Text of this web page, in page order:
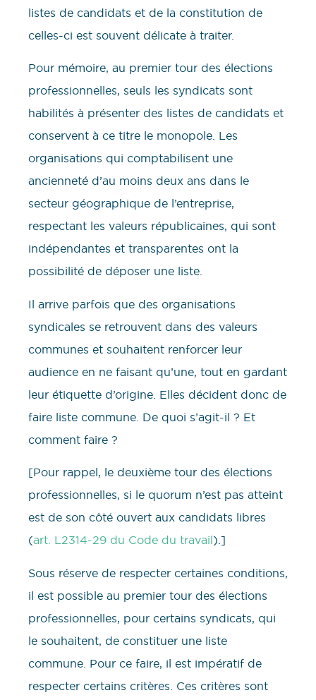
listes de candidats et de la constitution de
celles-ci est souvent délicate à traiter.
Pour mémoire, au premier tour des élections
professionnelles, seuls les syndicats sont
habilités à présenter des listes de candidats et
conservent à ce titre le monopole. Les
organisations qui comptabilisent une
ancienneté d’au moins deux ans dans le
secteur géographique de l’entreprise,
respectant les valeurs républicaines, qui sont
indépendantes et transparentes ont la
possibilité de déposer une liste.
Il arrive parfois que des organisations
syndicales se retrouvent dans des valeurs
communes et souhaitent renforcer leur
audience en ne faisant qu’une, tout en gardant
leur étiquette d’origine. Elles décident donc de
faire liste commune. De quoi s’agit-il ? Et
comment faire ?
[Pour rappel, le deuxième tour des élections
professionnelles, si le quorum n’est pas atteint
est de son côté ouvert aux candidats libres
(art. L2314-29 du Code du travail).]
Sous réserve de respecter certaines conditions,
il est possible au premier tour des élections
professionnelles, pour certains syndicats, qui
le souhaitent, de constituer une liste
commune. Pour ce faire, il est impératif de
respecter certains critères. Ces critères sont